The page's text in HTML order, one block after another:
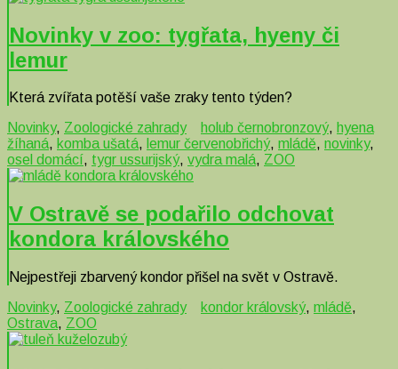
Novinky v zoo: tygřata, hyeny či
lemur
Která zvířata potěší vaše zraky tento týden?
Novinky, Zoologické zahrady holub černobronzový, hyena
žíhaná, komba ušatá, lemur červenobřichý, mládě, novinky,
osel domácí, tygr ussurijský, vydra malá, ZOO
V Ostravě se podařilo odchovat
kondora královského
Nejpestřeji zbarvený kondor přišel na svět v Ostravě.
Novinky, Zoologické zahrady kondor královský, mládě,
Ostrava, ZOO